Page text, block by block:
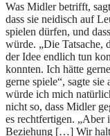
Was Midler betrifft,
dass sie neidisch auf
spielen dürfen, und
würde. „Die Tatsache,
der Idee endlich tun
konnten. Ich hätte
gerne spiele“, sagte
würde ich mich
nicht so, dass Midler
es rechtfertigen. „Aber
Beziehung […] Wir